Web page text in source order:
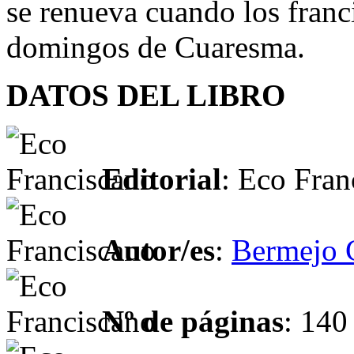
se renueva cuando los
domingos de Cuaresma.
DATOS DEL LIBRO
Editorial: Eco
Autor/es: Bermejo
Nº de páginas: 140